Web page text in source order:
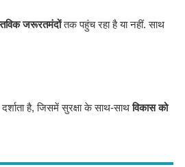
जरूरतमंदोंतक पहुंच रहा है या नहीं. साथ
दर्शाता है, जिसमें सुरक्षा के साथ-साथविकास को